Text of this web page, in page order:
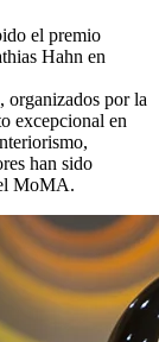
el premio
Hahn en
por la
excepcional en
han sido
MoMA.